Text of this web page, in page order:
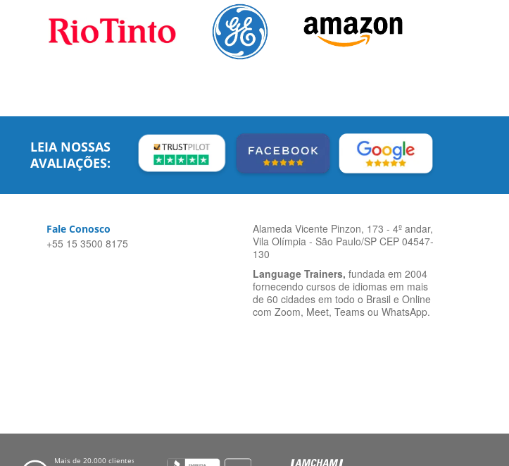
LEIA NOSSAS
AVALIAÇÕES:
Fale Conosco
+55 15 3500 8175
Alameda Vicente Pinzon, 173 - 4º andar,
Vila Olímpia - São Paulo/SP CEP 04547-
130
Language Trainers, fundada em 2004
fornecendo cursos de idiomas em mais
de 60 cidades em todo o Brasil e Online
com Zoom, Meet, Teams ou WhatsApp.